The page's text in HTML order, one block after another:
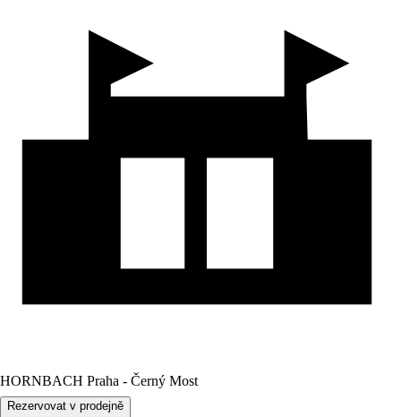
HORNBACH Praha - Černý Most
Rezervovat v prodejně